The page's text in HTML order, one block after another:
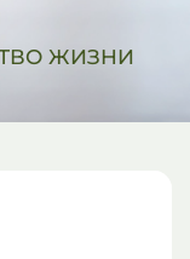
ЖИЗНИ